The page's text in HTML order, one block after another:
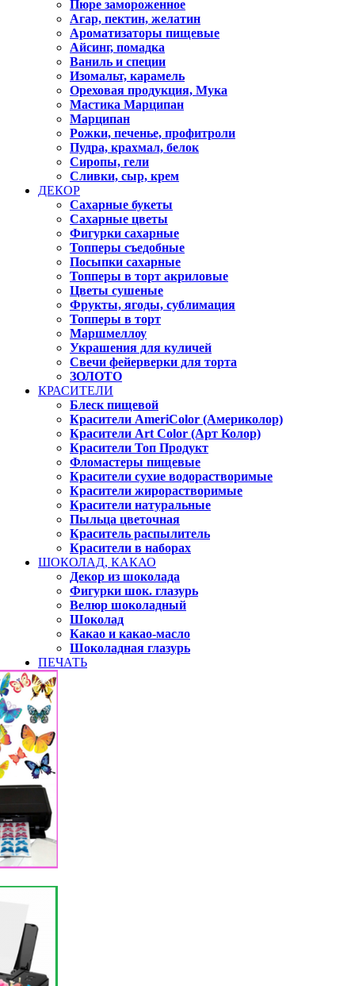
Пюре замороженное
Агар, пектин, желатин
Ароматизаторы пищевые
Айсинг, помадка
Ваниль и специи
Изомальт, карамель
Ореховая продукция, Мука
Мастика Марципан
Марципан
Рожки, печенье, профитроли
Пудра, крахмал, белок
Сиропы, гели
Сливки, сыр, крем
ДЕКОР
Сахарные букеты
Сахарные цветы
Фигурки сахарные
Топперы съедобные
Посыпки сахарные
Топперы в торт акриловые
Цветы сушеные
Фрукты, ягоды, сублимация
Топперы в торт
Маршмеллоу
Украшения для куличей
Свечи фейерверки для торта
ЗОЛОТО
КРАСИТЕЛИ
Блеск пищевой
Красители AmeriColor (Америколор)
Красители Art Color (Арт Колор)
Красители Топ Продукт
Фломастеры пищевые
Красители сухие водорастворимые
Красители жирорастворимые
Красители натуральные
Пыльца цветочная
Краситель распылитель
Красители в наборах
ШОКОЛАД, КАКАО
Декор из шоколада
Фигурки шок. глазурь
Велюр шоколадный
Шоколад
Какао и какао-масло
Шоколадная глазурь
ПЕЧАТЬ